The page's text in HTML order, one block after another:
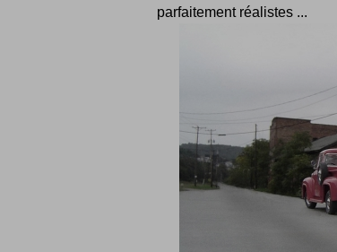
parfaitement réalistes ...